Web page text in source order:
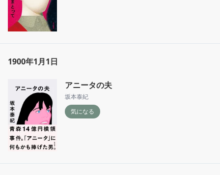
1900年1月1日
アニータの夫
坂本泰紀
気になる